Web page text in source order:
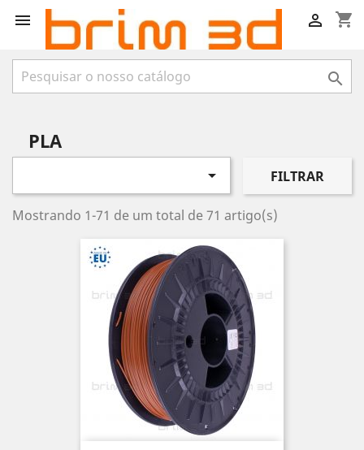
 shopping_cart


PLA
 FILTRAR
Mostrando 1-71 de um total de 71 artigo(s)